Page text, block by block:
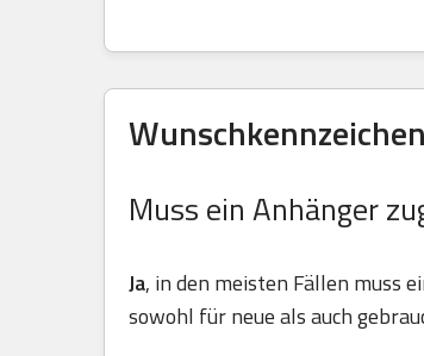
Muss ein Anhänger
Ja, in den meisten Fällen muss
sowohl für neue als auch